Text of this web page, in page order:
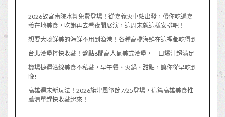
2026故宮南院水舞免費登場！從嘉義火車站出發，帶你吃遍嘉
義在地美食，吃飽再去看夜間展演，這周末就這樣安排吧！
想要大啖鮮美的海鮮不用到漁港！各種高檔海鮮在這裡都吃得到
台北漢堡控快收藏！盤點6間高人氣美式漢堡，一口爆汁超滿足
機場捷運沿線美食不私藏，早午餐、火鍋、甜點，讓你從早吃到
晚!
高雄週末新玩法！2026旗津風箏節7/25登場，這篇高雄美食推
薦清單趕快收藏起來！